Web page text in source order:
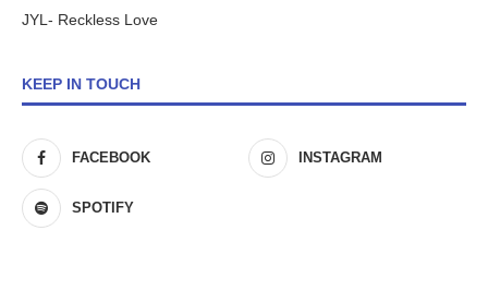
JYL- Reckless Love
KEEP IN TOUCH
FACEBOOK INSTAGRAM
SPOTIFY